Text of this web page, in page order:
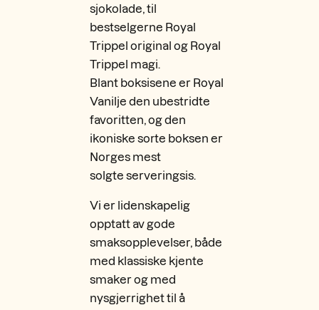
sjokolade, til
bestselgerne Royal
Trippel original og Royal
Trippel magi.
Blant boksisene er Royal
Vanilje den ubestridte
favoritten, og den
ikoniske sorte boksen er
Norges mest
solgte serveringsis.
Vi er lidenskapelig
opptatt av gode
smaksopplevelser, både
med klassiske kjente
smaker og med
nysgjerrighet til å